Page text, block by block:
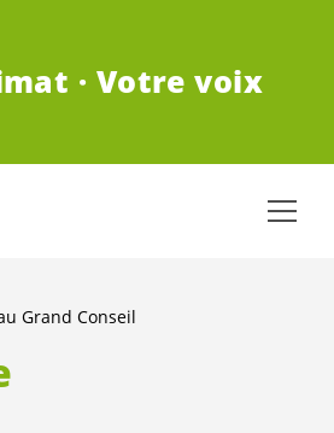
· Votre voix
Grand Conseil